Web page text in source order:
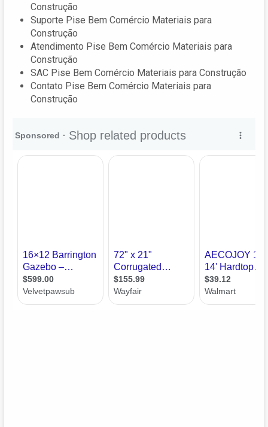
Construção
Suporte Pise Bem Comércio Materiais para
Construção
Atendimento Pise Bem Comércio Materiais para
Construção
SAC Pise Bem Comércio Materiais para Construção
Contato Pise Bem Comércio Materiais para
Construção